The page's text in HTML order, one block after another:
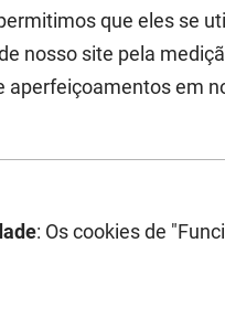
que eles se
nosso site pela
aperfeiçoamentos em
: Os cookies de